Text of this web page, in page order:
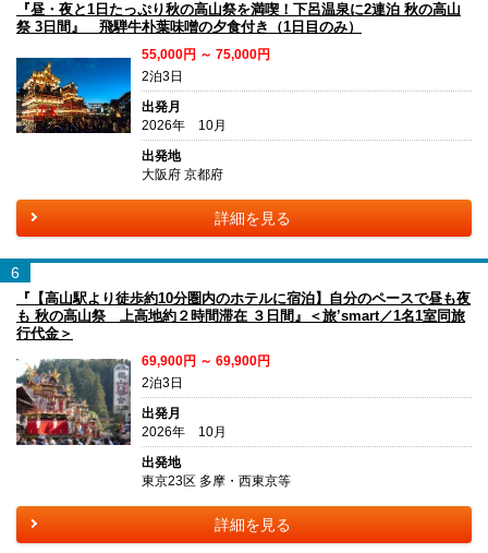
『昼・夜と1日たっぷり秋の高山祭を満喫！下呂温泉に2連泊 秋の高山
祭 3日間』 飛騨牛朴葉味噌の夕食付き（1日目のみ）
55,000円 ～ 75,000円
2泊3日
出発月
2026年 10月
出発地
大阪府 京都府
詳細を見る
6
『【高山駅より徒歩約10分圏内のホテルに宿泊】自分のペースで昼も夜
も 秋の高山祭 上高地約２時間滞在 ３日間』＜旅’smart／1名1室同旅
行代金＞
69,900円 ～ 69,900円
2泊3日
出発月
2026年 10月
出発地
東京23区 多摩・西東京等
詳細を見る